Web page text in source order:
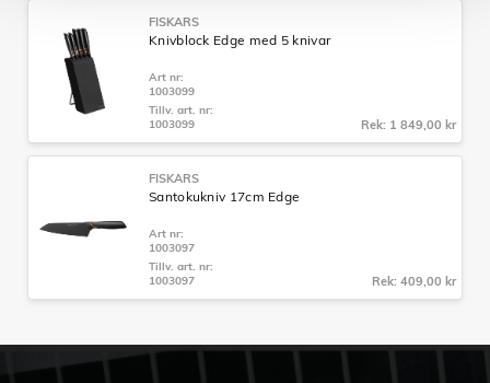
FISKARS
Knivblock Edge med 5 knivar
Art nr:
1003099
Tillv. art. nr:
1003099
Rek: 1 849,00 kr
FISKARS
Santokukniv 17cm Edge
Art nr:
1003097
Tillv. art. nr:
1003097
Rek: 409,00 kr